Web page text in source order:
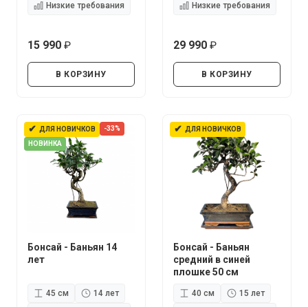
Низкие требования
15 990
В КОРЗИНУ
Низкие требования
29 990
В КОРЗИНУ
✔ ДЛЯ НОВИЧКОВ
-33%
НОВИНКА
Бонсай - Баньян 14
лет
45 см
14 лет
✔ ДЛЯ НОВИЧКОВ
Бонсай - Баньян
средний в синей
плошке 50 см
40 см
15 лет